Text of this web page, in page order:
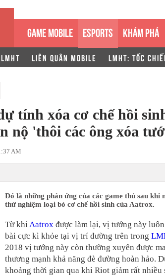
GAME MOBILE ESPORTS KHÁM PHÁ
LMHT LIÊN QUÂN MOBILE LMHT: TỐC
tính xóa cơ chế hồi
nộ 'thôi các ông xóa
AM
Đó là những phản ứng của các game thủ sau khi
thử nghiệm loại bỏ cơ chế hồi sinh của Aatrox.
Từ khiAatrox được làm lại, vị tướng này
bài cực kì khỏe tại vị trí đường trên trong
2018 vị tướng này còn thường xuyên được
thương mạnh khả năng đè đường hoàn hảo.
khoảng thời gian qua khi Riot giảm rất nhiều